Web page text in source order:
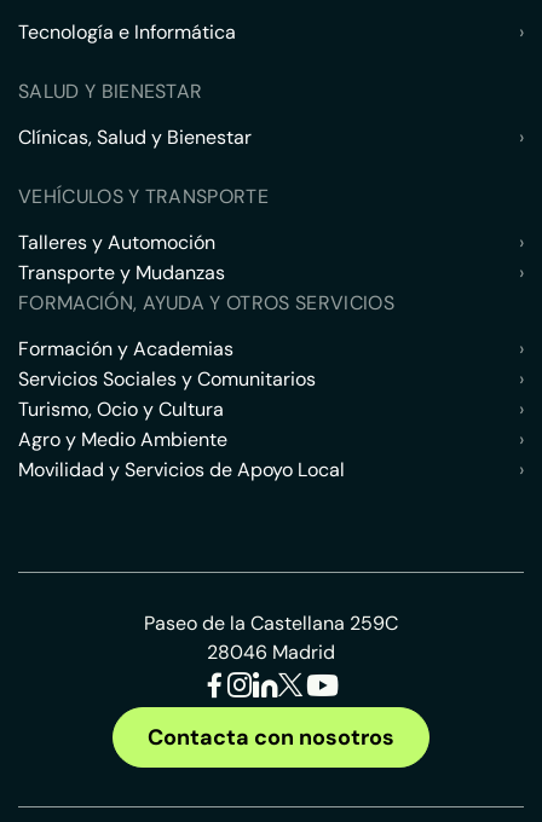
Tecnología e Informática
›
SALUD Y BIENESTAR
Clínicas, Salud y Bienestar
›
VEHÍCULOS Y TRANSPORTE
Talleres y Automoción
›
Transporte y Mudanzas
›
FORMACIÓN, AYUDA Y OTROS SERVICIOS
Formación y Academias
›
Servicios Sociales y Comunitarios
›
Turismo, Ocio y Cultura
›
Agro y Medio Ambiente
›
Movilidad y Servicios de Apoyo Local
›
Paseo de la Castellana 259C
28046 Madrid
Contacta con nosotros